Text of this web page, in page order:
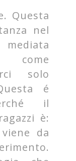
Questa
nel
come
solo
é
il
è:
da